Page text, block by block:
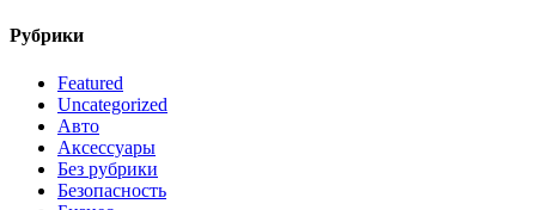
Рубрики
Featured
Uncategorized
Авто
Аксессуары
Без рубрики
Безопасность